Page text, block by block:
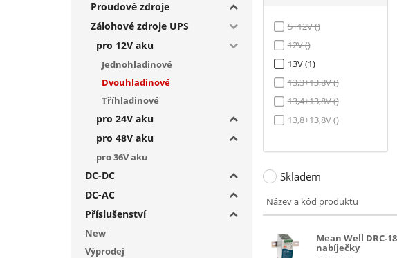
5+12V ()
12V ()
13V (1)
13,3+13,8V ()
13,4+13,8V ()
13,8+13,8V ()
Skladem
Název a kód produktu
Mean Well DRC-
nabíječky
Proudové zdroje
Zálohové zdroje UPS
pro 12V aku
Jednohladinové
Dvouhladinové
Tříhladinové
pro 24V aku
pro 48V aku
pro 36V aku
DC-DC
DC-AC
Příslušenství
New
Výprodej